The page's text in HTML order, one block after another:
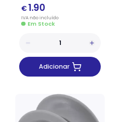
€ 1.90
IVA nãoincluído
Em Stock
Adicionar